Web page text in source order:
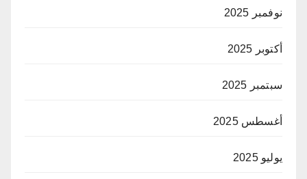
نوفمبر 2025
أكتوبر 2025
سبتمبر 2025
أغسطس 2025
يوليو 2025